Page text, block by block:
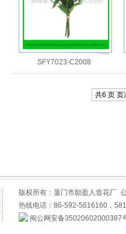
SFY7023-C2008
共6 页 页
版权所有：厦门市励盈人造花厂
热线电话：86-592-5816160，
闽公网安备35020602000387